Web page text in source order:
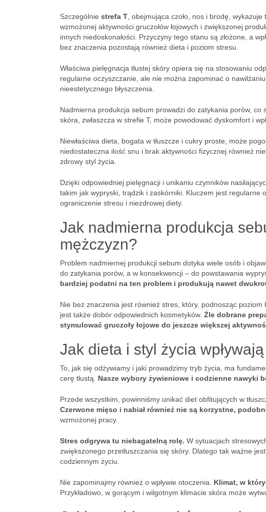
Szczególnie strefa T , obejmująca czoło, nos i brodę,
wzmożonej aktywności gruczołów łojowych i zwiększonej
innych niedoskonałości. Przyczyny tego stanu są złożone, a
bez znaczenia pozostają również dieta i poziom stresu.
Właściwa pielęgnacja tłustej skóry opiera się na stosowaniu
regularne oczyszczanie, ale nie można zapominać o nawilżaniu.
nieestetycznego błyszczenia.
Nadmierna produkcja sebum prowadzi do zatykania porów, co
skóra, zwłaszcza w strefie T, może powodować dyskomfort i
Niewłaściwa dieta, bogata w tłuszcze i cukry proste, może
niedostateczna ilość snu i brak aktywności fizycznej również
zdrowy styl życia.
Dzięki odpowiedniej pielęgnacji i unikaniu czynników
takim jak wypryski, trądzik i zaskórniki. Kluczem jest regularne
ograniczenie stresu i niezdrowej diety.
Jak nadmierna produkcja
mężczyzn?
Problem nadmiernej produkcji sebum dotyka wiele osób i
do zatykania porów, a w konsekwencji – do powstawania
bardziej podatni na ten problem i produkują nawet
Nie bez znaczenia jest również stres, który, podnosząc
jest także dobór odpowiednich kosmetyków. Źle dobrane
stymulować gruczoły łojowe do jeszcze większej
Jak dieta i styl życia
To, jak się odżywiamy i jaki prowadzimy tryb życia, ma
cerę tłustą. Nasze wybory żywieniowe i codzienne nawyki
Przede wszystkim, powinniśmy unikać diet obfitujących w
Czerwone mięso i nabiał również nie są korzystne,
wzmożonej pracy.
Stres odgrywa tu niebagatelną rolę. W sytuacjach
zwiększonego przetłuszczania się skóry. Dlatego tak ważne
codziennym życiu.
Nie zapominajmy również o wpływie otoczenia. Klimat, w
Przykładowo, w gorącym i wilgotnym klimacie skóra może